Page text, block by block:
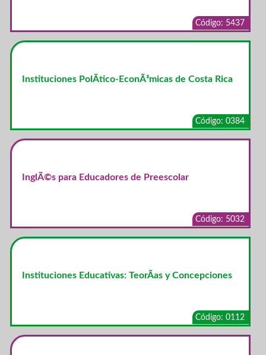
Código: 5437
Instituciones PolÃ­tico-EconÃ³micas de Costa Rica
Código: 0384
InglÃ©s para Educadores de Preescolar
Código: 5032
Instituciones Educativas: TeorÃ­as y Concepciones
Código: 0112